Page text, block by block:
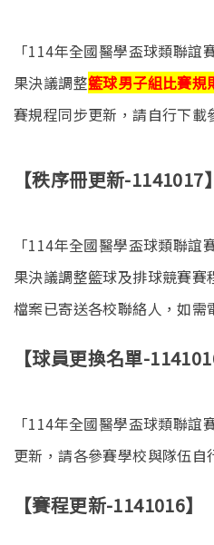
「114年全國醫學盃球類聯誼
果決議調整籃球男子組比賽規
賽規程同步更新，請自行下載
【秩序冊更新-1141017】
「114年全國醫學盃球類聯誼
果決議調整籃球及排球競賽賽
檔案已寄送各校聯絡人，如需
【球員更換名單-
「114年全國醫學盃球類聯
更新，請各參賽學校與隊伍自
【賽程更新-1141016】